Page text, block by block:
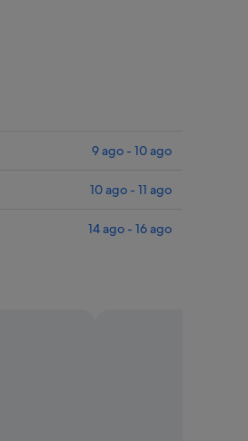
9 ago - 10 ago
10 ago - 11 ago
14 ago - 16 ago